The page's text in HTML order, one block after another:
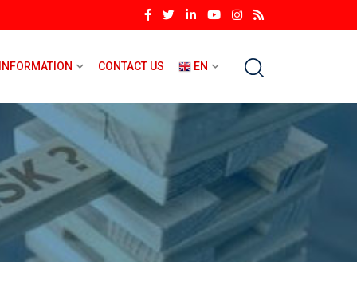
INFORMATION CONTACT US EN